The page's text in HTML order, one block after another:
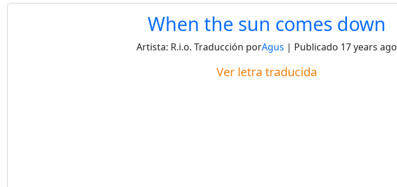
When the sun comes down
Artista: R.i.o. Traducción porAgus | Publicado 17 years ago
Ver letra traducida